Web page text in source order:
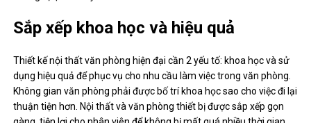
Sắp xếp khoa học và hiệu quả
Thiết kế nội thất văn phòng hiện đại cần 2 yếu tố: khoa học và sử
dụng hiệu quả để phục vụ cho nhu cầu làm việc trong văn phòng.
Không gian văn phòng phải được bố trí khoa học sao cho việc đi lại
thuận tiện hơn. Nội thất và văn phòng thiết bị được sắp xếp gọn